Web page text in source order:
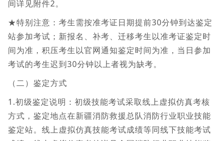
间详见附件2。
★特别注意：考生需按准考证日期提前30分钟到达鉴定
站参加考试；新报名、补考、迁移考生以准考证鉴定时
间为准，积压考生以官网通知鉴定时间为准，当日参加
考试的考生迟到30分钟以上者视为缺考。
（二）鉴定方式
1.初级鉴定说明：初级技能考试采取线上虚拟仿真考核
方式，鉴定地点在新疆消防救援总队消防行业职业技能
鉴定站。线上虚拟仿真技能考试成绩等同线下技能考试